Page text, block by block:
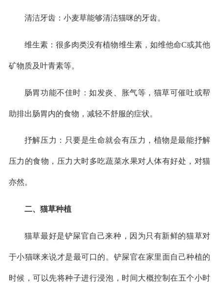
清洁牙齿：小麦草能够清洁猫咪的牙齿。
维生素：很多肉类没有植物维生素，如维他命C或其他
矿物质及叶青素等。
肠胃功能不佳时：如发炎、胀气等，猫草可催吐或帮
助排出肠胃内的食物，减轻不舒服的症状。
抒解压力：只要是生命就会有压力，植物是最能抒解
压力的食物，压力大时多吃蔬菜水果对人体有好处，对猫
亦然。
二、猫草种植
猫草最好是铲屎官自己来种，因为只有新鲜的猫草对
于小猫咪来说才是最可口的。铲屎官在家里面自己种植的
时候，可以先将种子进行浸泡，时间大概控制在五个小时